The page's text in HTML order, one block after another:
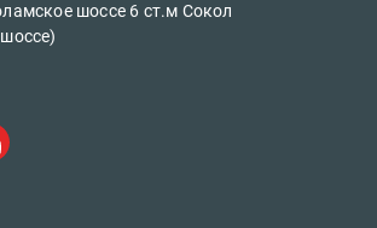
шоссе 6 ст.м Сокол